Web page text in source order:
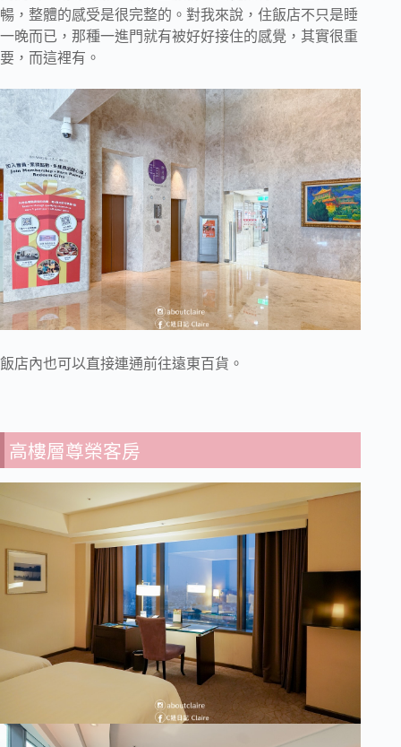
暢，整體的感受是很完整的。對我來說，住飯店不只是睡
一晚而已，那種一進門就有被好好接住的感覺，其實很重
要，而這裡有。
飯店內也可以直接連通前往遠東百貨。
高樓層尊榮客房